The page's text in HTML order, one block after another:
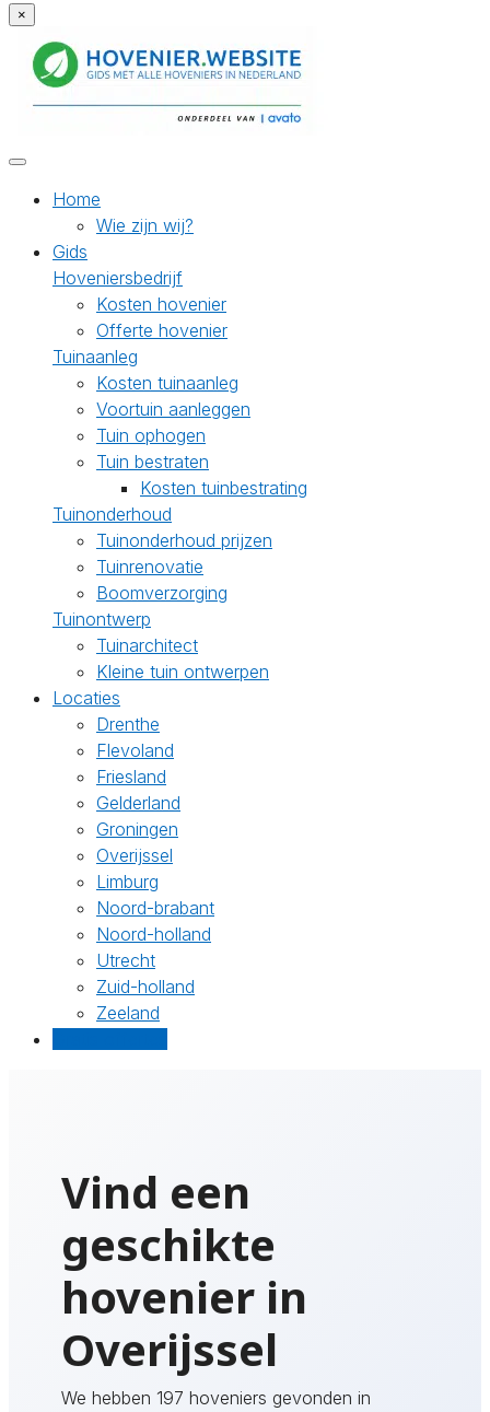
×
Home
Wie zijn wij?
Gids
Hoveniersbedrijf
Kosten hovenier
Offerte hovenier
Tuinaanleg
Kosten tuinaanleg
Voortuin aanleggen
Tuin ophogen
Tuin bestraten
Kosten tuinbestrating
Tuinonderhoud
Tuinonderhoud prijzen
Tuinrenovatie
Boomverzorging
Tuinontwerp
Tuinarchitect
Kleine tuin ontwerpen
Locaties
Drenthe
Flevoland
Friesland
Gelderland
Groningen
Overijssel
Limburg
Noord-brabant
Noord-holland
Utrecht
Zuid-holland
Zeeland
Vind een
geschikte
hovenier in
Overijssel
We hebben 197 hoveniers gevonden in